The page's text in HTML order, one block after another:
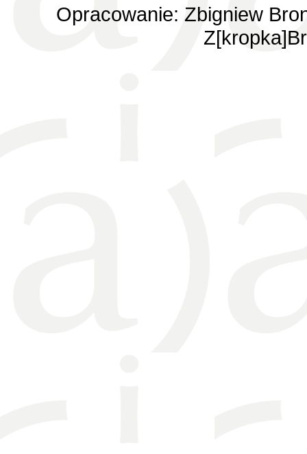
Opracowanie: Zbigniew